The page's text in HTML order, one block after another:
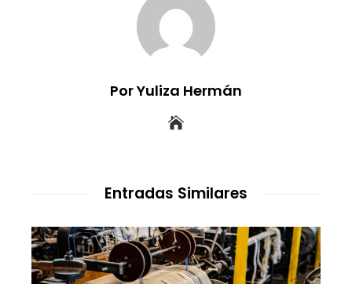
Por Yuliza Hermán
Entradas Similares